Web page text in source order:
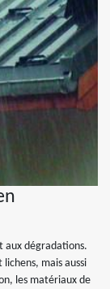
aux dégradations.
mais aussi
les matériaux de